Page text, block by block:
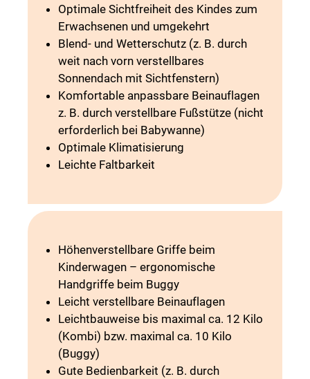
Optimale Sichtfreiheit des Kindes zum
Erwachsenen und umgekehrt
Blend- und Wetterschutz (z. B. durch
weit nach vorn verstellbares
Sonnendach mit Sichtfenstern)
Komfortable anpassbare Beinauflagen
z. B. durch verstellbare Fußstütze (nicht
erforderlich bei Babywanne)
Optimale Klimatisierung
Leichte Faltbarkeit
Höhenverstellbare Griffe beim
Kinderwagen – ergonomische
Handgriffe beim Buggy
Leicht verstellbare Beinauflagen
Leichtbauweise bis maximal ca. 12 Kilo
(Kombi) bzw. maximal ca. 10 Kilo
(Buggy)
Gute Bedienbarkeit (z. B. durch